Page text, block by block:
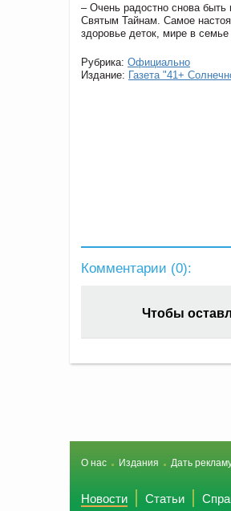
– Очень радостно снова
Святым Тайнам. Самое
здоровье деток, мире в
Рубрика: Официально
Издание: Газета "41+
Комментарии (0):
Чтобы
О нас Издания Дать
Новости Статьи